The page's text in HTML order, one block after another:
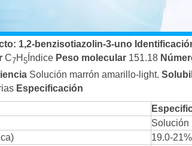
: 1,2-benzisotiazolin-3-uno
C7H 5 Índice Peso molecular 151.18
Solución marrón amarillo-light.
Especificación
Solución
19.0-21%